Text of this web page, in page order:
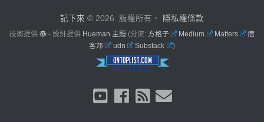
記下來 © 2026. 版權所有。 隱私權條款
技術提供 - 設計提供 Hueman 主題 (分流: 方格子 Medium Matters
痞
客邦
udn Substack )